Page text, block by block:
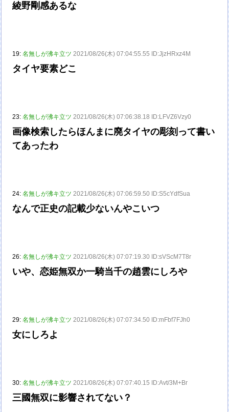
綾野剛感あるな
19:名無しが沸キ立ツ 2021/08/26(木) 07:04:55.55 ID:JjzHRxz4M
タイヤ要素どこ
23:名無しが沸キ立ツ 2021/08/26(木) 07:06:38.18 ID:LFVZ6Vzy0
画像検索したらほんまに廃タイヤの彫刻って書い
てあったわ
24:名無しが沸キ立ツ 2021/08/26(木) 07:06:59.50 ID:S5cYdfSua
なんで正史の記載少ないんやこいつ
26:名無しが沸キ立ツ 2021/08/26(木) 07:07:19.30 ID:sVScM7T8r
いや、恋姫無双か一騎当千の趙雲にしろや
29:名無しが沸キ立ツ 2021/08/26(木) 07:07:34.50 ID:mFbf7FJh0
女にしろよ
30:名無しが沸キ立ツ 2021/08/26(木) 07:07:40.15 ID:Avt/3M+Br
三國無双に影響されてない？